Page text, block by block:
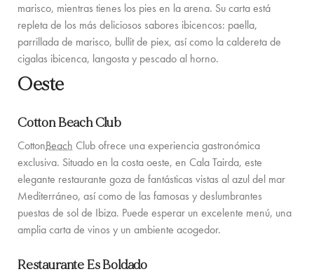
marisco, mientras tienes los pies en la arena. Su carta está
repleta de los más deliciosos sabores ibicencos: paella,
parrillada de marisco, bullit de piex, así como la caldereta de
cigalas ibicenca, langosta y pescado al horno.
Oeste
Cotton Beach Club
CottonBeach Club ofrece una experiencia gastronómica
exclusiva. Situado en la costa oeste, en Cala Tairda, este
elegante restaurante goza de fantásticas vistas al azul del mar
Mediterráneo, así como de las famosas y deslumbrantes
puestas de sol de Ibiza. Puede esperar un excelente menú, una
amplia carta de vinos y un ambiente acogedor.
Restaurante Es Boldado